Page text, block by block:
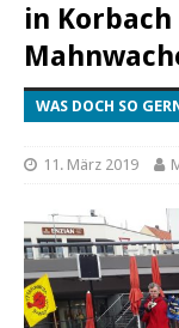
in Korbach
WAS DOCH SO
11. März 2019